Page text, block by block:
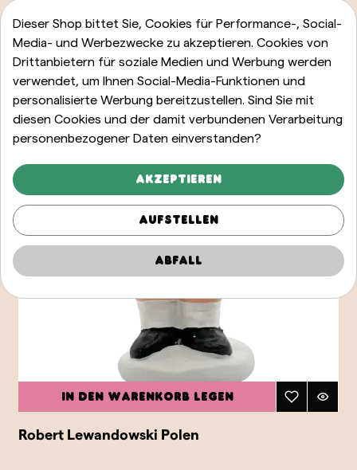
In den Warenkorb legen
Robert Lewandowski Polen
Dieser Shop bittet Sie, Cookies für Performance-, Social-
Media- und Werbezwecke zu akzeptieren. Cookies von
Drittanbietern für soziale Medien und Werbung werden
verwendet, um Ihnen Social-Media-Funktionen und
personalisierte Werbung bereitzustellen. Sind Sie mit
diesen Cookies und der damit verbundenen Verarbeitung
personenbezogener Daten einverstanden?
Akzeptieren
Aufstellen
Abfall